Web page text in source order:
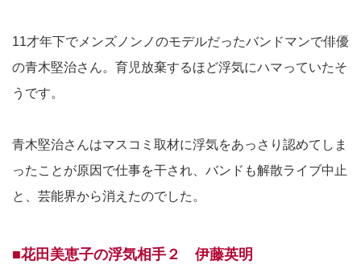
11才年下でメンズノンノのモデルだったバンドマンで俳優
の青木堅治さん。育児放棄するほど浮気にハマっていたそ
うです。
青木堅治さんはマスコミ取材に浮気をあっさり認めてしま
ったことが原因で仕事を干され、バンドも解散ライブ中止
と、芸能界から消えたのでした。
■花田美恵子の浮気相手２ 伊藤英明